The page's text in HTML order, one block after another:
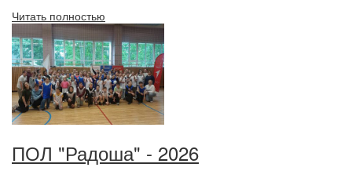
Читать полностью
ПОЛ "Радоша" - 2026